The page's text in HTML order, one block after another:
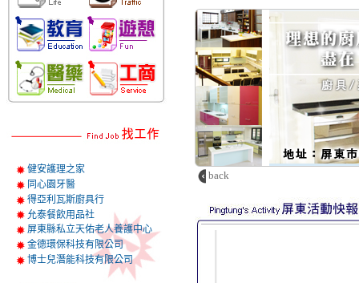
健安護理之家
同心園牙醫
得亞利瓦斯廚具行
允泰餐飲用品社
屏東縣私立天佑老人養護中心
金德環保科技有限公司
博士兒潛能科技有限公司
back